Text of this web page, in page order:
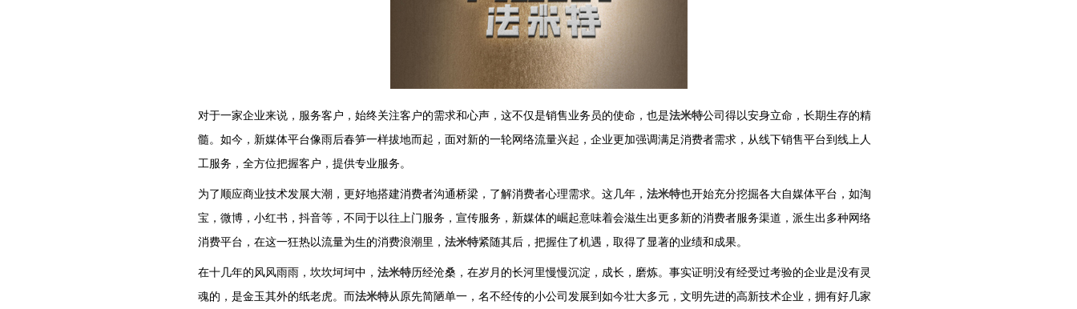
对于一家企业来说，服务客户，始终关注客户的需求和心声，这不仅是销售业务员的使命，也是法米特公司得以安身立命，长期生存的精
髓。如今，新媒体平台像雨后春笋一样拔地而起，面对新的一轮网络流量兴起，企业更加强调满足消费者需求，从线下销售平台到线上人
工服务，全方位把握客户，提供专业服务。
为了顺应商业技术发展大潮，更好地搭建消费者沟通桥梁，了解消费者心理需求。这几年， 法米特也开始充分挖掘各大自媒体平台，如淘
宝，微博，小红书，抖音等，不同于以往上门服务，宣传服务，新媒体的崛起意味着会滋生出更多新的消费者服务渠道，派生出多种网络
消费平台，在这一狂热以流量为生的消费浪潮里， 法米特紧随其后，把握住了机遇，取得了显著的业绩和成果。
在十几年的风风雨雨，坎坎坷坷中， 法米特历经沧桑，在岁月的长河里慢慢沉淀，成长，磨炼。事实证明没有经受过考验的企业是没有灵
魂的，是金玉其外的纸老虎。而法米特从原先简陋单一，名不经传的小公司发展到如今壮大多元，文明先进的高新技术企业，拥有好几家